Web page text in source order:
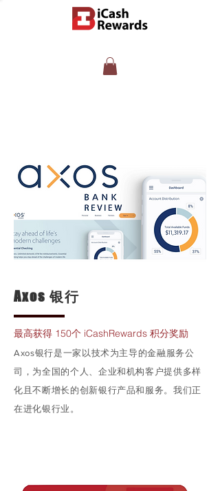
Axos 银行
最高获得 150个 iCashRewards 积分奖励
Axos银行是一家以技术为主导的金融服务公
司，为全国的个人、企业和机构客户提供多样
化且不断增长的创新银行产品和服务。我们正
在进化银行业。